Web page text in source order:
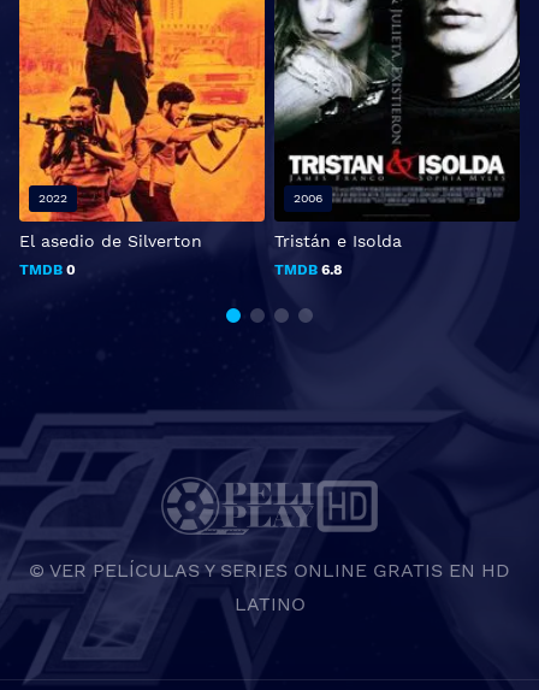
El asedio de Silverton
TMDB 0
2022
Tristán e Isolda
TMDB 6.8
2006
© VER PELÍCULAS Y SERIES ONLINE GRATIS EN HD
LATINO